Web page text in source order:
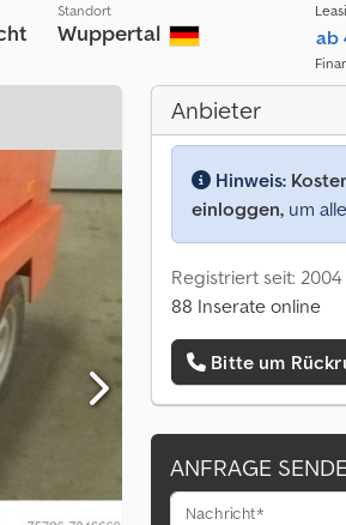
Standort
Wuppertal ab
Anbieter
Hinweis:
einloggen, um
Registriert seit: 2004
88 Inserate online
Bitte um
ANFRAGE
Nachricht*